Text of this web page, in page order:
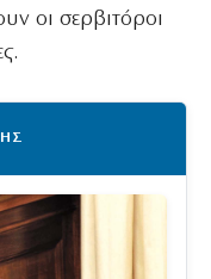
οι σερβιτόροι